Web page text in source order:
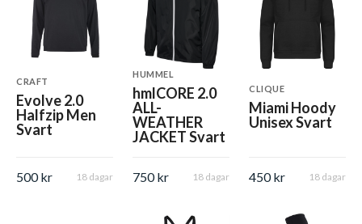
CRAFT
Evolve 2.0
Halfzip Men
Svart
500 kr 18 dagar
HUMMEL
hmlCORE 2.0
ALL-
WEATHER
JACKET Svart
750 kr 18 dagar
CLIQUE
Miami Hoody
Unisex Svart
450 kr 18 dagar